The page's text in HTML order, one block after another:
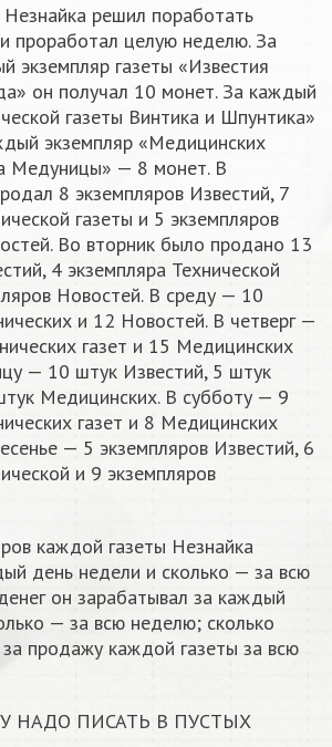
Незнайка решил поработать
проработал целую неделю. За
экземпляр газеты «Известия
он получал 10 монет. За каждый
газеты Винтика и Шпунтика»
экземпляр «Медицинских
Медуницы» — 8 монет. В
8 экземпляров Известий, 7
газеты и 5 экземпляров
Во вторник было продано 13
4 экземпляра Технической
Новостей. В среду — 10
и 12 Новостей. В четверг —
газет и 15 Медицинских
— 10 штук Известий, 5 штук
Медицинских. В субботу — 9
газет и 8 Медицинских
— 5 экземпляров Известий, 6
и 9 экземпляров
каждой газеты Незнайка
день недели и сколько — за всю
он зарабатывал за каждый
— за всю неделю; сколько
продажу каждой газеты за всю
НАДО ПИСАТЬ В ПУСТЫХ